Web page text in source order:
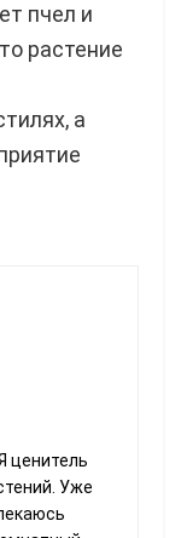
пчел и
растение
а
ценитель
Уже